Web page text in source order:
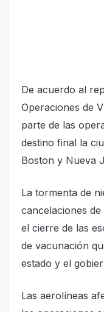
De acuerdo al
Operaciones de
parte de las
destino final la
Boston y Nueva
La tormenta de
cancelaciones
el cierre de las
de vacunación
estado y el
Las aerolíneas